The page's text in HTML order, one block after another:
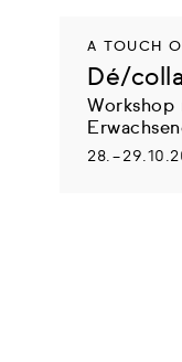
A TOUCH
Dé/
Workshop
28. –